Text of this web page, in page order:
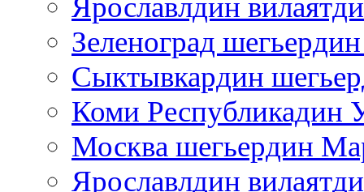
Ярославлдин
Зеленоград
Сыктывкардин
Коми Республикадин
Москва шегьердин
Ярославлдин